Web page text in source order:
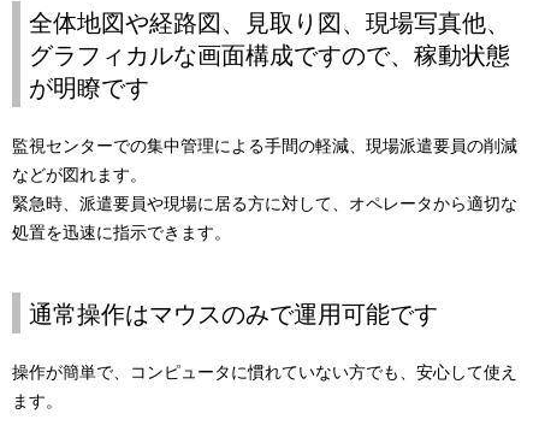
全体地図や経路図、見取り図、現場写真他、
グラフィカルな画面構成ですので、稼動状態
が明瞭です
監視センターでの集中管理による手間の軽減、現場派遣要員の削減
などが図れます。
緊急時、派遣要員や現場に居る方に対して、オペレータから適切な
処置を迅速に指示できます。
通常操作はマウスのみで運用可能です
操作が簡単で、コンピュータに慣れていない方でも、安心して使え
ます。